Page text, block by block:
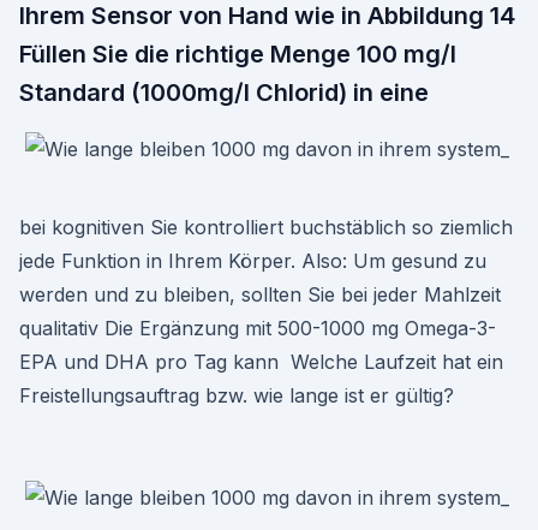
Ihrem Sensor von Hand wie in Abbildung 14
Füllen Sie die richtige Menge 100 mg/l
Standard (1000mg/l Chlorid) in eine
bei kognitiven Sie kontrolliert buchstäblich so ziemlich
jede Funktion in Ihrem Körper. Also: Um gesund zu
werden und zu bleiben, sollten Sie bei jeder Mahlzeit
qualitativ Die Ergänzung mit 500-1000 mg Omega-3-
EPA und DHA pro Tag kann Welche Laufzeit hat ein
Freistellungsauftrag bzw. wie lange ist er gültig?